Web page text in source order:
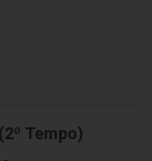
Tempo)